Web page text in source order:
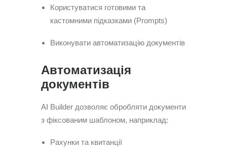
Користуватися готовими та
кастомними підказками (Prompts)
Виконувати автоматизацію документів
Автоматизація
документів
AI Builder дозволяє обробляти документи
з фіксованим шаблоном, наприклад:
Рахунки та квитанції